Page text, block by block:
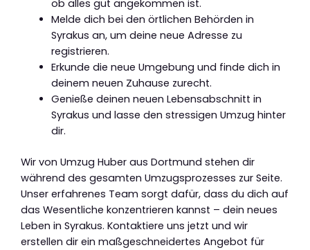
ob alles gut angekommen ist.
Melde dich bei den örtlichen Behörden in
Syrakus an, um deine neue Adresse zu
registrieren.
Erkunde die neue Umgebung und finde dich in
deinem neuen Zuhause zurecht.
Genieße deinen neuen Lebensabschnitt in
Syrakus und lasse den stressigen Umzug hinter
dir.
Wir von Umzug Huber aus Dortmund stehen dir
während des gesamten Umzugsprozesses zur Seite.
Unser erfahrenes Team sorgt dafür, dass du dich auf
das Wesentliche konzentrieren kannst – dein neues
Leben in Syrakus. Kontaktiere uns jetzt und wir
erstellen dir ein maßgeschneidertes Angebot für